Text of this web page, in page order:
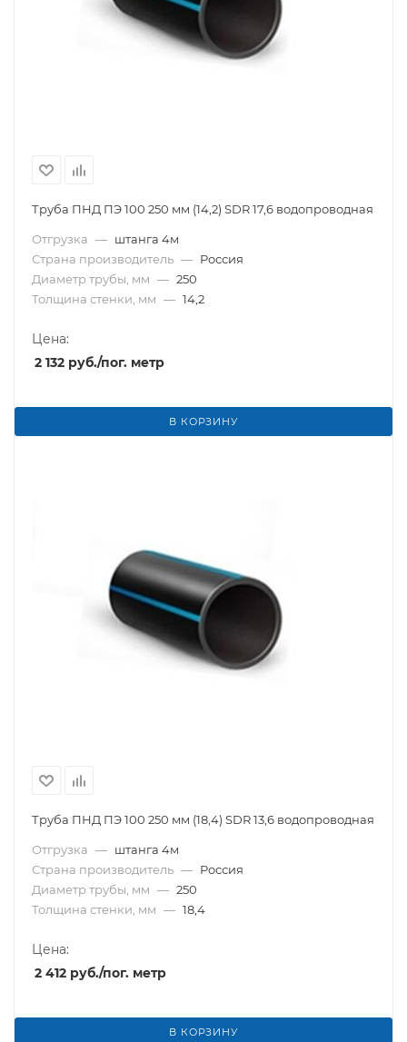
Труба ПНД ПЭ 100 250 мм (14,2) SDR 17,6 водопроводная
Отгрузка — штанга 4м
Страна производитель — Россия
Диаметр трубы, мм — 250
Толщина стенки, мм — 14,2
Цена:
2 132 руб./пог. метр
В КОРЗИНУ
Труба ПНД ПЭ 100 250 мм (18,4) SDR 13,6 водопроводная
Отгрузка — штанга 4м
Страна производитель — Россия
Диаметр трубы, мм — 250
Толщина стенки, мм — 18,4
Цена:
2 412 руб./пог. метр
В КОРЗИНУ